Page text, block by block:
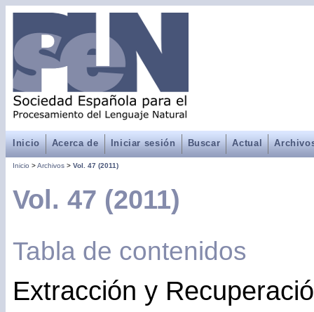
Inicio Acerca de Iniciar sesión Buscar Actual
Inicio >Archivos > Vol. 47 (2011)
Vol. 47 (2011)
Tabla de contenidos
Extracción y